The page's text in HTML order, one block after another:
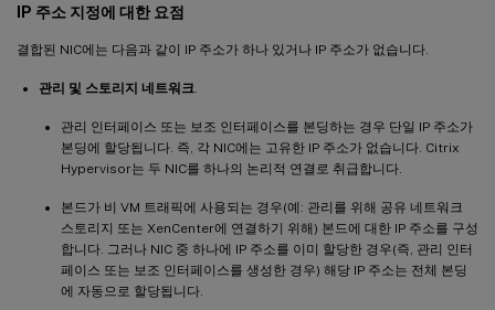
IP 주소 지정에 대한 요점
결합된 NIC에는 다음과 같이 IP 주소가 하나 있거나 IP 주소가 없습니다.
관리 및 스토리지 네트워크
관리 인터페이스 또는 보조 인터페이스를 본딩하는 경우 단일 IP 주소가
본딩에 할당됩니다. 즉, 각 NIC에는 고유한 IP 주소가 없습니다. Citrix
Hypervisor는 두 NIC를 하나의 논리적 연결로 취급합니다.
본드가 비 VM 트래픽에 사용되는 경우(예: 관리를 위해 공유 네트워크
스토리지 또는 XenCenter에 연결하기 위해) 본드에 대한 IP 주소를 구성
합니다. 그러나 NIC 중 하나에 IP 주소를 이미 할당한 경우(즉, 관리 인터
페이스 또는 보조 인터페이스를 생성한 경우) 해당 IP 주소는 전체 본딩
에 자동으로 할당됩니다.